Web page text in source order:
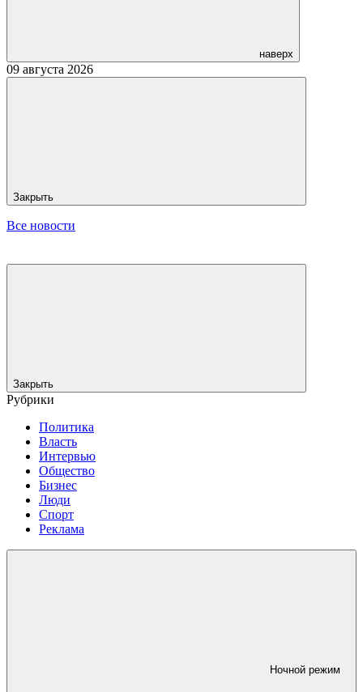
наверх
09 августа 2026
Закрыть
Все новости
Закрыть
Рубрики
Политика
Власть
Интервью
Общество
Бизнес
Люди
Спорт
Реклама
Ночной режим